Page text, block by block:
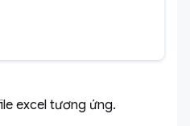
excel tương ứng.